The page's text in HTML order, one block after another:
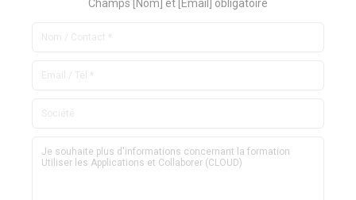
Champs [Nom] et [Email] obligatoire